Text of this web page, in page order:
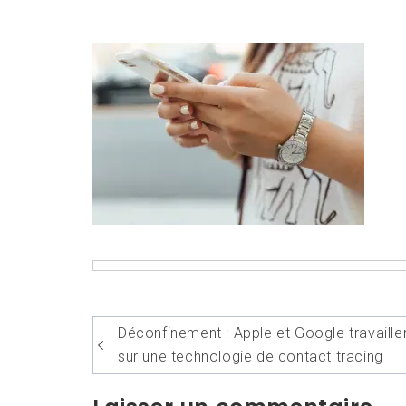
Navigation
de
l’article
Déconfinement : Apple et Google
sur une technologie de contact tracing